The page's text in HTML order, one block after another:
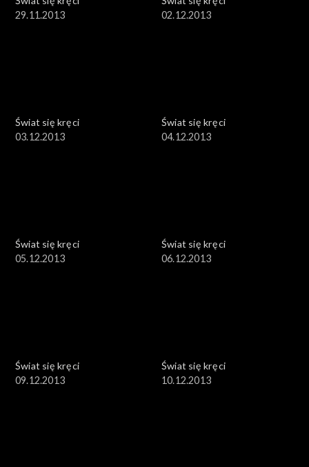
29.11.2013
02.12.2013
Świat się kręci
03.12.2013
Świat się kręci
04.12.2013
Świat się kręci
05.12.2013
Świat się kręci
06.12.2013
Świat się kręci
09.12.2013
Świat się kręci
10.12.2013